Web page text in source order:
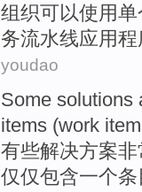
组织可以使用单
务流水线应用程
youdao
Some solutions
items (work
有些解决方案非
仅仅包含一个条